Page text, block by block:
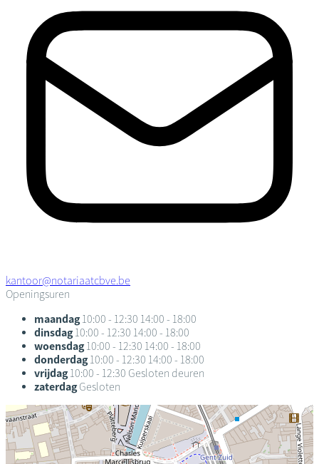
kantoor@notariaatcbve.be
Openingsuren
maandag 10:00 - 12:30 14:00 - 18:00
dinsdag 10:00 - 12:30 14:00 - 18:00
woensdag 10:00 - 12:30 14:00 - 18:00
donderdag 10:00 - 12:30 14:00 - 18:00
vrijdag 10:00 - 12:30 Gesloten deuren
zaterdag Gesloten